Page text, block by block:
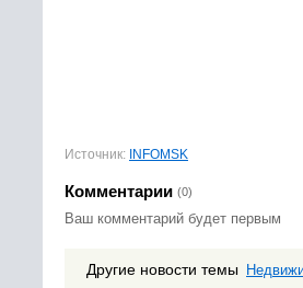
Источник: INFOMSK
Комментарии (0)
Ваш комментарий будет первым
Другие новости темы